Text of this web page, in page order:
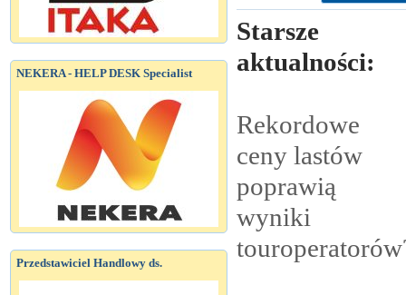
NEKERA - HELP DESK Specialist
Przedstawiciel Handlowy ds.
Starsze
aktualności:
Rekordowe
ceny lastów
poprawią
wyniki